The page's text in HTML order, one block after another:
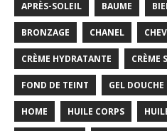
APRÈS-SOLEIL BAUME
BRONZAGE CHANEL
CRÈME HYDRATANTE CRÈME
FOND DE TEINT GEL DOUCHE
HOME HUILE CORPS